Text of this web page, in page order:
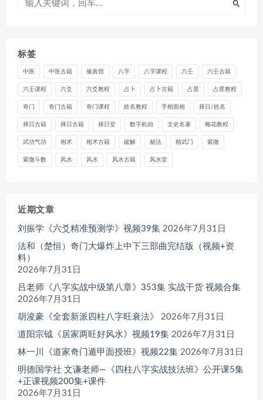
标签
中医 中医古籍 修真馆 八字 八字课程 六壬 六壬古籍
六壬课程 六爻 六爻教程 占卜 占卜古籍 占星 占星教程
奇门 奇门古籍 奇门课程 姓名教程 手相面相 择日/姓名
择日古籍 择日古籍 择日堂 数字机凶 文史名著 梅花教程
武功气功 相术 相术古籍 破解 秘法 精武门 紫微
紫微斗数 风水 风水 风水古籍 风水堂
近期文章
刘振学《六爻精准预测学》视频39集 2026年7月31日
法和（楚恒）奇门大爆炸上中下三部曲完结版（视频+资
料）
2026年7月31日
吕老师《八字实战中级第八章》353集 实战干货 视频合集
2026年7月31日
胡浚豪《全套新派四柱八字旺衰法》
2026年7月31日
道阳宗钺《居家两旺好风水》视频19集 2026年7月31日
林一川《道家奇门遁甲面授班》视频22集 2026年7月31日
明德国学社 文谦老师—《四柱八字实战技法班》公开课5集
+正课视频200集+课件
2026年7月31日